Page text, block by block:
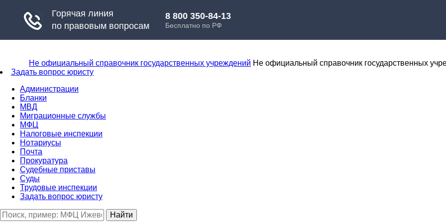
Не официальный справочник государственных учреждений Не официальный справочник государственных
Задать вопрос юристу
Администрации
Бланки
МВД
Миграционные службы
МФЦ
Налоговые инспекции
Нотариусы
Почта
Прокуратура
Судебные приставы
Суды
Трудовые инспекции
Задать вопрос юристу